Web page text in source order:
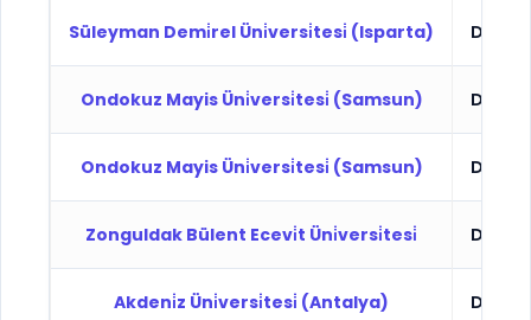
Süleyman Demi̇rel Üni̇versi̇tesi̇ (Isparta) Devlet
Ondokuz Mayis Üni̇versi̇tesi̇ (Samsun) Devlet
Ondokuz Mayis Üni̇versi̇tesi̇ (Samsun) Devlet
Zonguldak Bülent Ecevi̇t Üni̇versi̇tesi̇ Devlet
Akdeni̇z Üni̇versi̇tesi̇ (Antalya) Devlet